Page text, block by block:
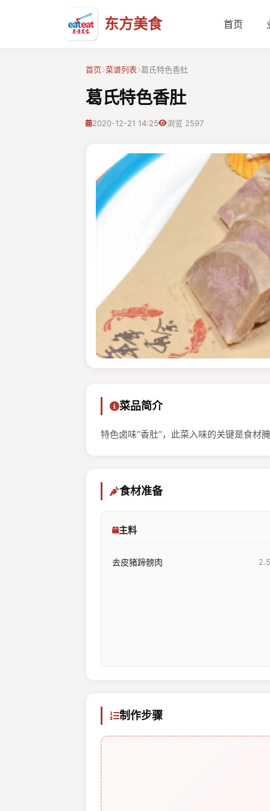
东方美食 首页
首页 菜谱列表 葛氏特色香肚
葛氏特色香肚
2020-12-21 14:25 浏览 2597
菜品简介
特色卤味“香肚”，此菜入味的关键是食材
食材准备
主料
去皮猪蹄髈肉
制作步骤